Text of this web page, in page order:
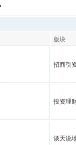
帖子
版块
招商引
投资理
谈天说